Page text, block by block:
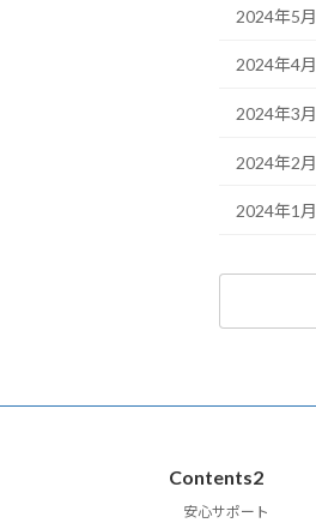
2024年5月
2024年4月
2024年3月
2024年2月
2024年1月
Contents2
安心サポート